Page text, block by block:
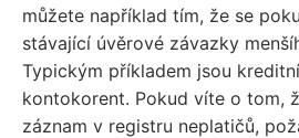
můžete například tím, že se
stávající úvěrové závazky
Typickým příkladem jsou
kontokorent. Pokud víte o tom,
záznam v registru neplatičů,